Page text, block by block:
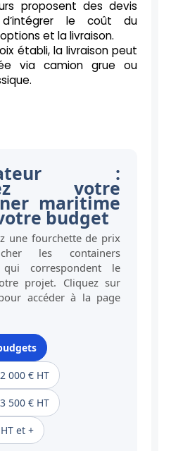
proposent des devis
le coût du
et la livraison.
établi, la livraison peut
via camion grue ou
:
votre
maritime
budget
une fourchette de prix
les containers
qui correspondent le
projet. Cliquez sur
accéder à la page
000 € HT
500 € HT
et +